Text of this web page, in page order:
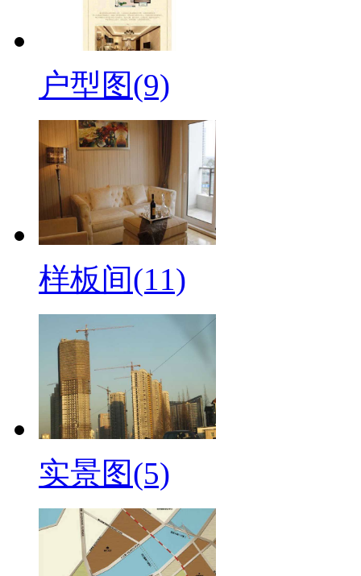
户型图(9)
样板间(11)
实景图(5)